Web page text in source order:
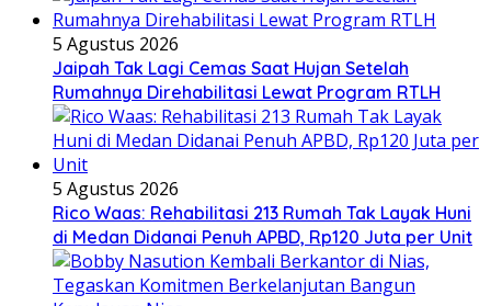
5 Agustus 2026
Jaipah Tak Lagi Cemas Saat Hujan Setelah
Rumahnya Direhabilitasi Lewat Program RTLH
5 Agustus 2026
Rico Waas: Rehabilitasi 213 Rumah Tak Layak Huni
di Medan Didanai Penuh APBD, Rp120 Juta per Unit